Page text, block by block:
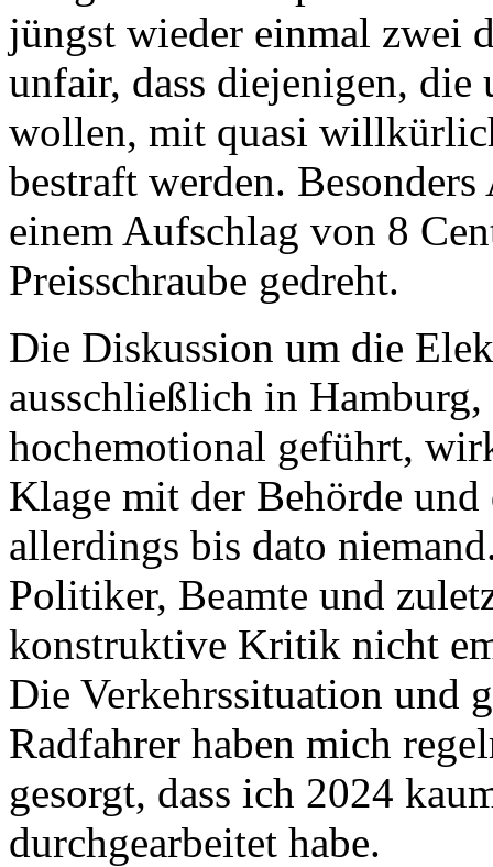
jüngst wieder einmal zwei
unfair, dass diejenigen,
wollen, mit quasi
bestraft werden.
einem Aufschlag von 8
Preisschraube gedreht.
Die Diskussion um die
ausschließlich in
hochemotional geführt,
Klage mit der Behörde und
allerdings bis dato
Politiker, Beamte und
konstruktive Kritik nicht
Die Verkehrssituation und
Radfahrer haben mich
gesorgt, dass ich 2024
durchgearbeitet habe.